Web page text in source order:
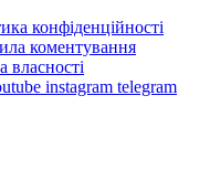
конфіденційності
коментування
власності
instagram telegram